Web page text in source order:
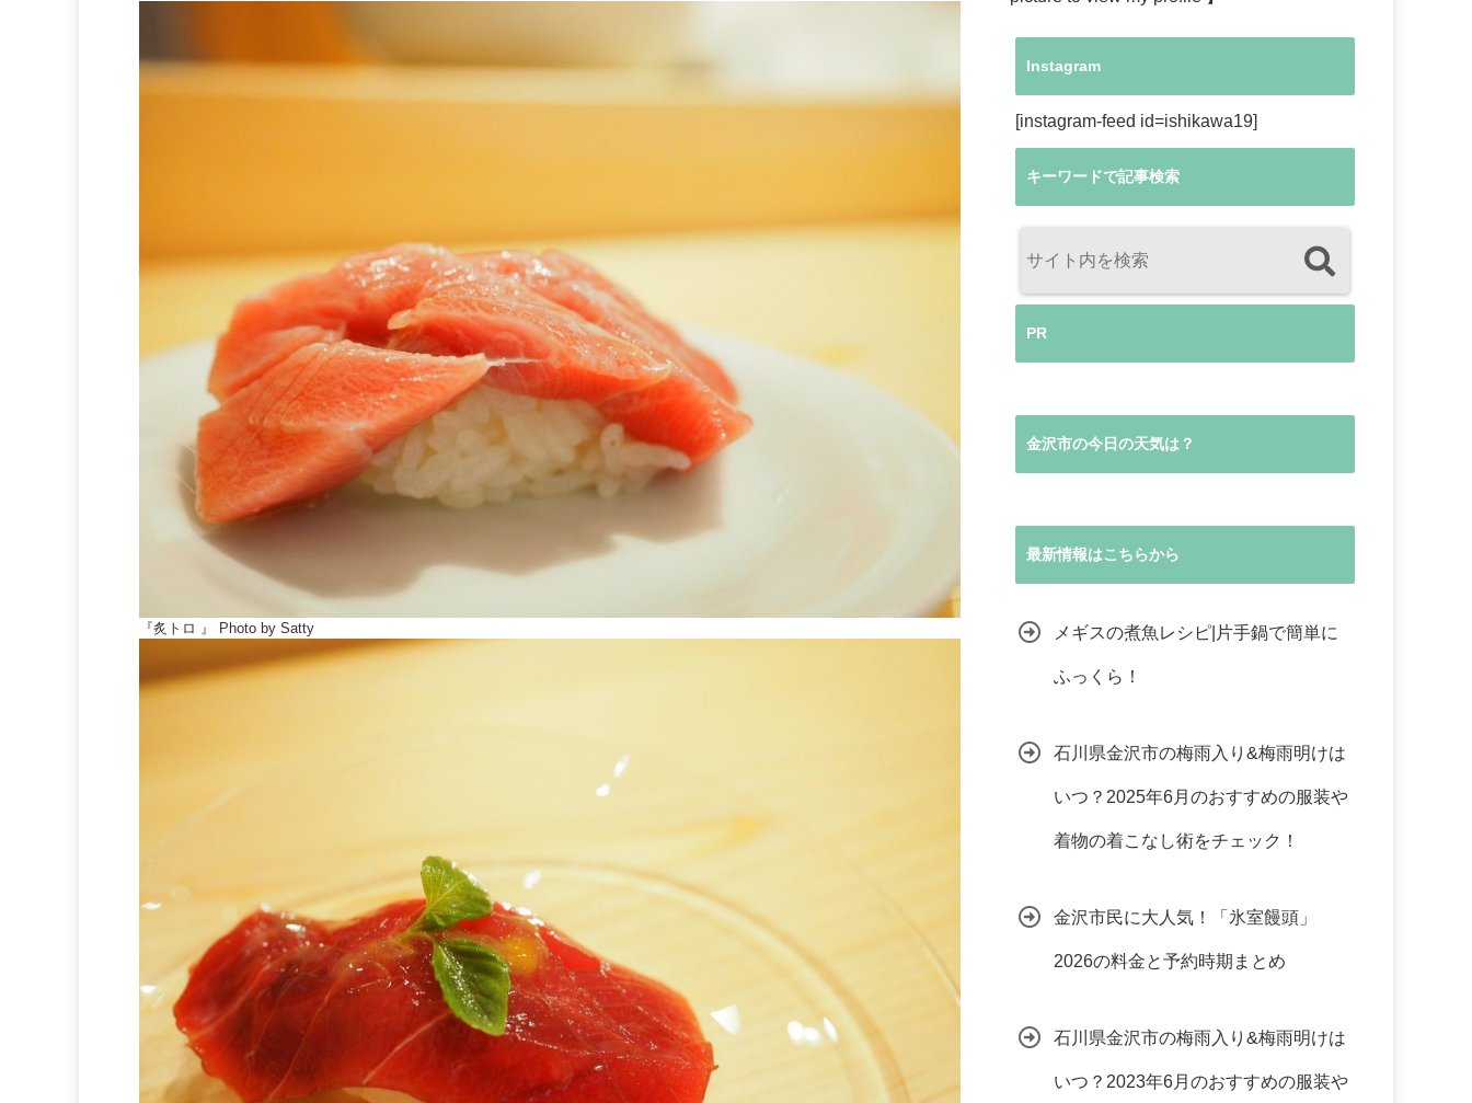
『炙トロ 』 Photo by Satty
Instagram
[instagram-feed id=ishikawa19]
キーワードで記事検索
PR
金沢市の今日の天気は？
最新情報はこちらから
メギスの煮魚レシピ|片手鍋で簡単に
ふっくら！
石川県金沢市の梅雨入り&梅雨明けは
いつ？2025年6月のおすすめの服装や
着物の着こなし術をチェック！
金沢市民に大人気！「氷室饅頭」
2026の料金と予約時期まとめ
石川県金沢市の梅雨入り&梅雨明けは
いつ？2023年6月のおすすめの服装や